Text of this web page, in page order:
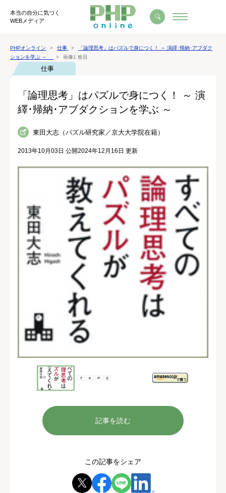
本当の自分に気づく
WEBメディア
PHPオンライン 仕事
「論理思考」はパズルで身につく！ ～ 演繹･帰納･アブダク
ションを学ぶ ～
画像1 枚目
仕事
「論理思考」はパズルで身につく！ ～ 演
繹･帰納･アブダクションを学ぶ ～
東田大志（パズル研究家／京大大学院在籍）
2013年10月03日 公開2024年12月16日 更新
記事を読む
この記事をシェア